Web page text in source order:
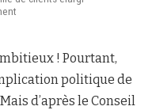
! Pourtant,
politique de
d’après le Conseil